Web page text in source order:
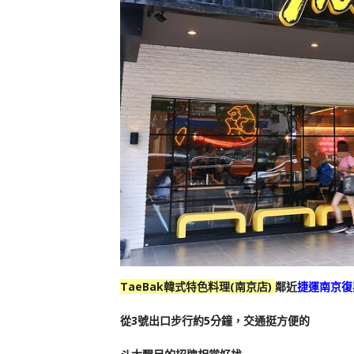
TaeBak韓式特色料理(南京店) 鄰近捷運南京
從3號出口步行約5分鐘，交通挺方便的